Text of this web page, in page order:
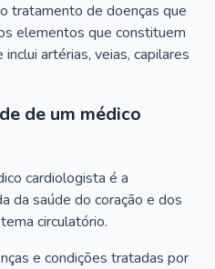
tratamento de doenças que
elementos que constituem
artérias, veias, capilares
de um médico
cardiologista é a
da saúde do coração e dos
circulatório.
e condições tratadas por